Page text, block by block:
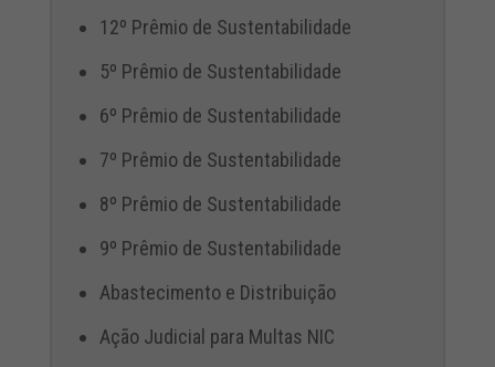
12º Prêmio de Sustentabilidade
5º Prêmio de Sustentabilidade
6º Prêmio de Sustentabilidade
7º Prêmio de Sustentabilidade
8º Prêmio de Sustentabilidade
9º Prêmio de Sustentabilidade
Abastecimento e Distribuição
Ação Judicial para Multas NIC